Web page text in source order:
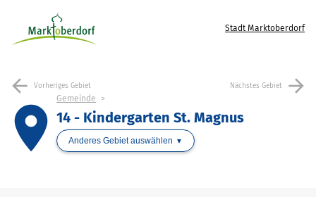
Stadt Marktoberdorf
arrow_back Vorheriges Gebiet Nächstes Gebiet arrow_forward
place
Gemeinde
14 - Kindergarten St. Magnus
Anderes Gebiet auswählen